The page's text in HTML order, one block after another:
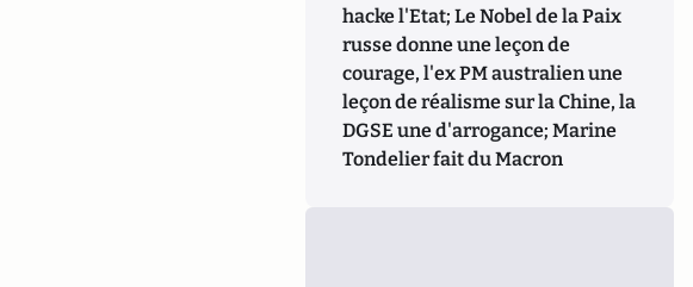
hacke l'Etat; Le Nobel de la Paix
russe donne une leçon de
courage, l'ex PM australien une
leçon de réalisme sur la Chine, la
DGSE une d'arrogance; Marine
Tondelier fait du Macron